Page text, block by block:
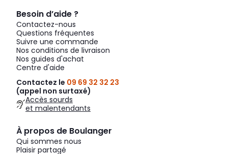
Besoin d’aide ?
Contactez-nous
Questions fréquentes
Suivre une commande
Nos conditions de livraison
Nos guides d'achat
Centre d'aide
Contactez le 09 69 32 32 23
(appel non surtaxé)
Accès sourds
et malentendants
À propos de Boulanger
Qui sommes nous
Plaisir partagé